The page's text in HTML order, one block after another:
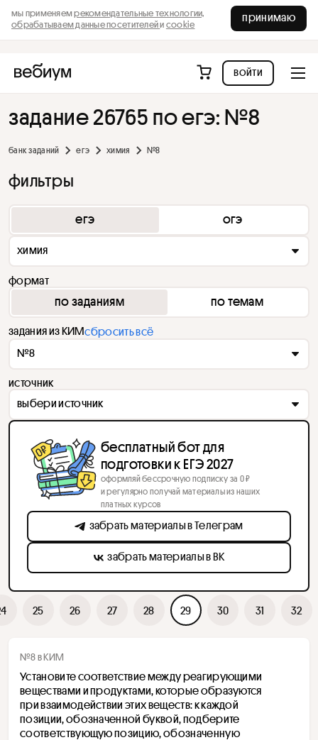
мы применяемрекомендательные технологии,
обрабатываем данные посетителейи cookie
принимаю
войти
задание 26765 по егэ: №8
банк заданий егэ химия №8
фильтры
егэ огэ
химия
формат
по заданиям по темам
задания из КИМсбросить всё
№8
источник
выбери источник
25 26 27 28 29 30 31 32
№8 в КИМ
Установите соответствие между реагирующими
веществами и продуктами, которые образуются
при взаимодействии этих веществ: к каждой
позиции, обозначенной буквой, подберите
соответствующую позицию, обозначенную
бесплатный бот для
подготовки к ЕГЭ 2027
оформляй бессрочную подписку за 0 ₽
и регулярно получай материалы из наших
платных курсов
забрать материалы в Телеграм
забрать материалы в ВК